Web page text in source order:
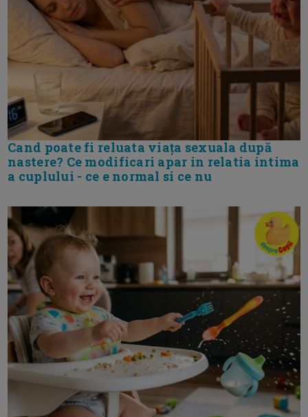
Cand poate fi reluata viața sexuala după
nastere? Ce modificari apar in relatia intima
a cuplului - ce e normal si ce nu